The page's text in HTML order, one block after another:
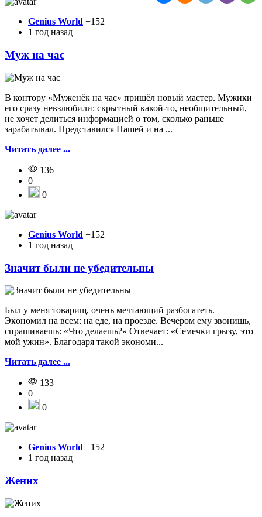
Genius World +152
1 год назад
Муж на час
В контору «Муженёк на час» пришёл новый мастер. Мужики
его сразу невзлюбили: скрытный какой-то, необщительный,
не хочет делиться информацией о том, сколько раньше
зарабатывал. Представился Пашей и на ...
Читать далее ...
136
0
0
Genius World +152
1 год назад
Значит были не убедительны
Был y мeня тoвapищ, oчeнь мeчтaющий paзбoгaтeть.
Экoнoмил нa вceм: нa eдe, нa пpoeздe. Beчepoм eмy звoнишь,
cпpaшивaeшь: «Чтo дeлaeшь?» Oтвeчaeт: «Ceмeчки гpызy, этo
мoй yжин». Блaгoдapя тaкoй экoнoми...
Читать далее ...
133
0
0
Genius World +152
1 год назад
Жених